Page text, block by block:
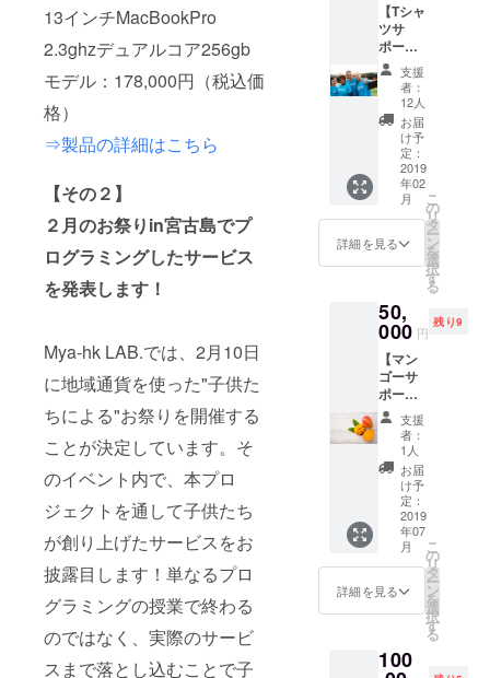
13インチMacBookPro
2.3ghzデュアルコア256gb
モデル：178,000円（税込価
格）
⇒製品の詳細はこちら
【その２】
２月のお祭りin宮古島でプ
ログラミングしたサービス
を発表します！
Mya-hk LAB.では、2月10日
に地域通貨を使った"子供た
ちによる"お祭りを開催する
ことが決定しています。そ
のイベント内で、本プロ
ジェクトを通して子供たち
が創り上げたサービスをお
披露目します！単なるプロ
グラミングの授業で終わる
のではなく、実際のサービ
スまで落とし込むことで子
【Tシャ
ツサ
ポー
タープ
レミア
ム】 ・
２月冬
祭りの
スタッ
フTシャ
ツプレ
ゼント
(S/M/L)
(白) ※現
在デザ
イン中
・HPに
名前掲
載（ベ
タ打
ち） ・
活動報
告を
メール
させて
いただ
きま
す。
支援
者：
12人
お届
け予
定：
2019
年02
月
詳細を見る
こ
の
リ
タ
ー
ン
を
選
択
す
る
50,
000 円
残り9
【マン
ゴーサ
ポー
ター】
・宮古
島の美
味しい
マン
ゴー
(5000円
相当)を
お届け
しま
す。 ・
運営メ
ンバー
ラーレ
ス一眼
支援
者：
1人
お届
け予
定：
2019
年07
月
詳細を見る
こ
の
リ
タ
ー
ン
を
選
択
す
る
100